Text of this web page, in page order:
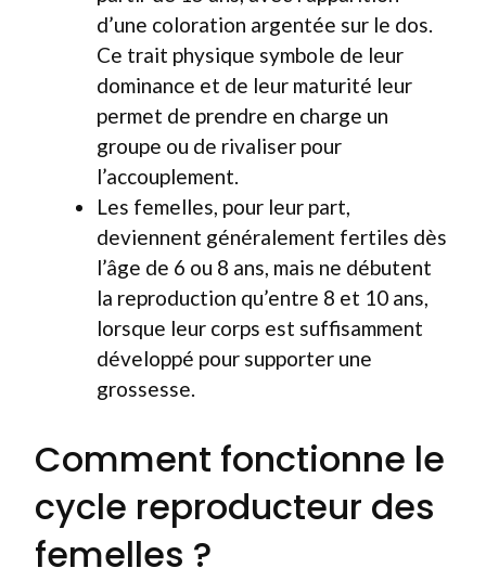
d’une coloration argentée sur le dos.
Ce trait physique symbole de leur
dominance et de leur maturité leur
permet de prendre en charge un
groupe ou de rivaliser pour
l’accouplement.
Les femelles, pour leur part,
deviennent généralement fertiles dès
l’âge de 6 ou 8 ans, mais ne débutent
la reproduction qu’entre 8 et 10 ans,
lorsque leur corps est suffisamment
développé pour supporter une
grossesse.
Comment fonctionne le
cycle reproducteur des
femelles ?